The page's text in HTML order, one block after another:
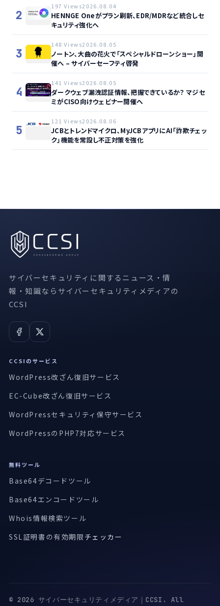
2
197 Views2026.08.04
HENNGE Oneがプラン刷新、EDR/MDRなど統合しセ
キュリティ強化へ
3
148 Views2026.08.05
ノートン、大曲の花火で「スペシャルドローンショー」開
催へ – サイバーセーフティ啓発
4
141 Views2026.08.05
ダークウェブ漏洩認証情報、把握できているか？ マジセ
ミがCISO向けウェビナー開催へ
5
121 Views2026.08.06
JCBとトレンドマイクロ、MyJCBアプリにAI「詐欺チェッ
ク」機能を常設し不正対策を強化
サイバーセキュリティに関するニュース・情
報・知識ならサイバーセキュリティメディアの
CCSI
CCSIのサービス
WordPress改ざん復旧サービス
EC-Cube改ざん復旧サービス
WordPressセキュリティ保守サービス
WordPressのPHP7対応サービス
無料ツール
Base64デコードツール
Base64エンコードツール
Whois情報検索ツール
SSL証明書の有効期限 チェッカー
© 2026 サイバーセキュリティメディア｜CCSI. All